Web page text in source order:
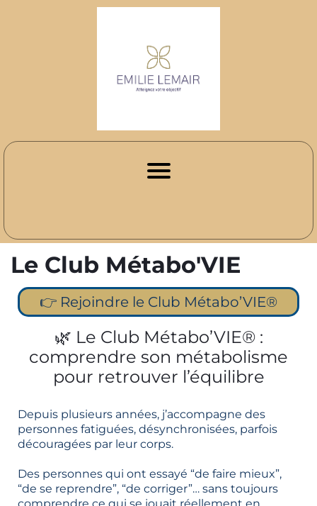
Le Club Métabo'VIE
👉 Rejoindre le Club Métabo’VIE®
🌿 Le Club Métabo’VIE® :
comprendre son métabolisme
pour retrouver l’équilibre
Depuis plusieurs années, j’accompagne des
personnes fatiguées, désynchronisées, parfois
découragées par leur corps.
Des personnes qui ont essayé “de faire mieux”,
“de se reprendre”, “de corriger”… sans toujours